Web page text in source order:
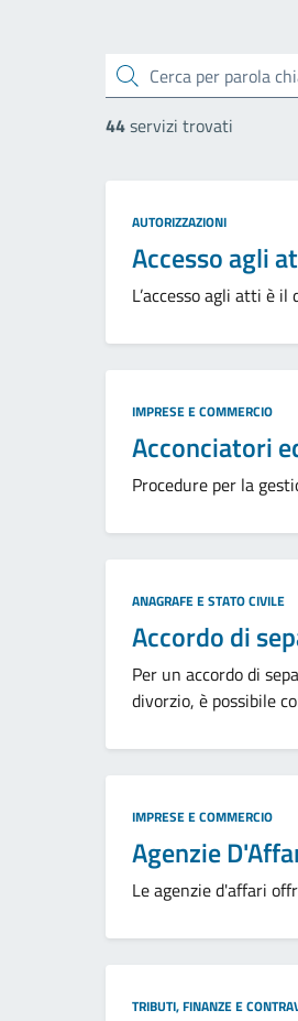
cerca
44servizi trovati
Categoria:
AUTORIZZAZIONI
Accesso agli
L’accesso agli atti è
Categoria:
IMPRESE E COMMERCIO
Acconciatori
Procedure per la
Categoria:
ANAGRAFE E STATO CIVILE
Accordo di
Per un accordo di
divorzio, è possibile
Categoria:
IMPRESE E COMMERCIO
Agenzie
Le agenzie d'affari
Categoria:
TRIBUTI, FINANZE E